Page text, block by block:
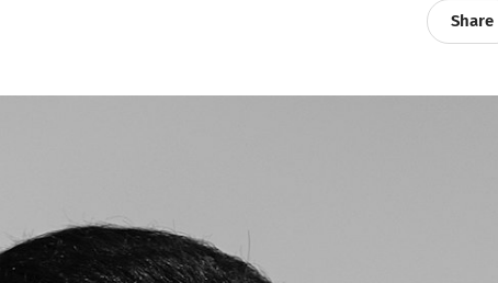
Share